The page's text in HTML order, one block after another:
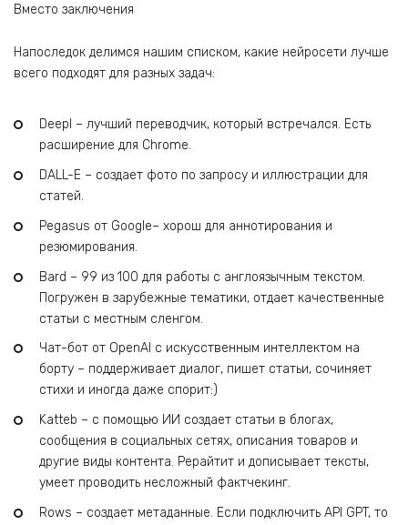
Вместо заключения
Напоследок делимся нашим списком, какие нейросети лучше
всего подходят для разных задач:
Deepl – лучший переводчик, который встречался. Есть
расширение для Chrome.
DALL-E – создает фото по запросу и иллюстрации для
статей.
Pegasus от Google– хорош для аннотирования и
резюмирования.
Bard – 99 из 100 для работы с англоязычным текстом.
Погружен в зарубежные тематики, отдает качественные
статьи с местным сленгом.
Чат-бот от OpenAI с искусственным интеллектом на
борту – поддерживает диалог, пишет статьи, сочиняет
стихи и иногда даже спорит:)
Katteb – с помощью ИИ создает статьи в блогах,
сообщения в социальных сетях, описания товаров и
другие виды контента. Рерайтит и дописывает тексты,
умеет проводить несложный фактчекинг.
Rows – создает метаданные. Если подключить API GPT, то